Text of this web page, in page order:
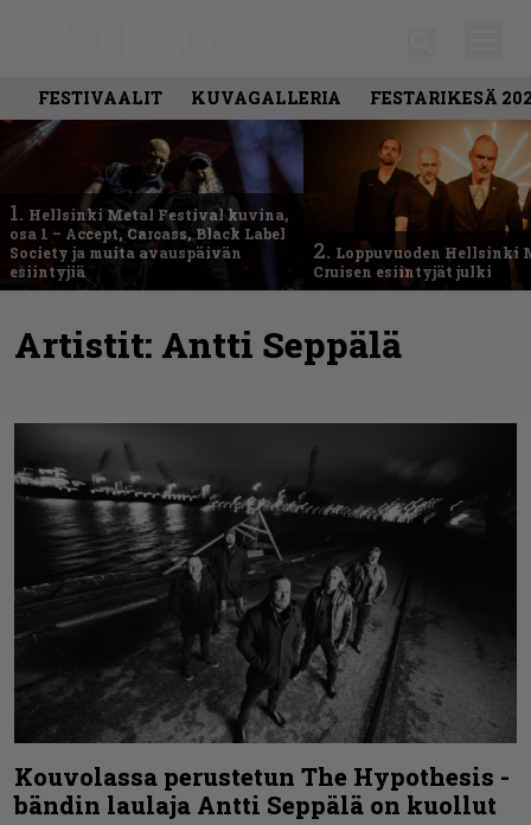
FESTIVAALIT KUVAGALLERIA FESTARIKESÄ
1. Hellsinki Metal Festival kuvina,
osa 1 – Accept, Carcass, Black Label
Society ja muita avauspäivän
esiintyjiä
2. Loppuvuoden Hellsinki
Cruisen esiintyjät julki
Artistit: Antti Seppälä
Kouvolassa perustetun The Hypothesis -
bändin laulaja Antti Seppälä on kuollut